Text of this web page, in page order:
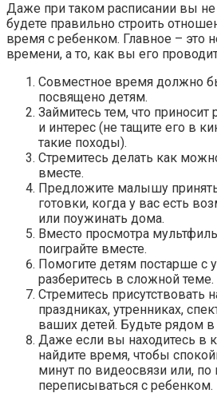
Даже при таком расписании вы
будете правильно строить
время с ребенком. Главное – это
времени, а то, как вы его
Совместное время должно
посвящено детям.
Займитесь тем, что приносит
и интерес (не тащите его в
такие походы).
Стремитесь делать как
вместе.
Предложите малышу
готовки, когда у вас есть
или поужинать дома.
Вместо просмотра
поиграйте вместе.
Помогите детям постарше с
разберитесь в сложной теме.
Стремитесь присутствовать
праздниках, утренниках,
ваших детей. Будьте рядом
Даже если вы находитесь в
найдите время, чтобы
минут по видеосвязи или, по
переписываться с ребенком.